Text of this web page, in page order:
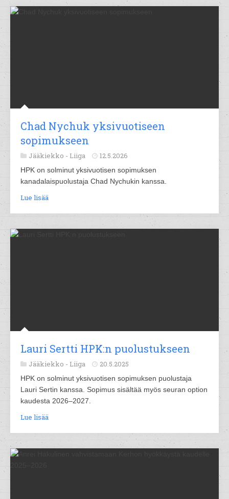
Chad Nychuk yksivuotiseen
sopimukseen
Jääkiekko - Liiga 12.5.2026
HPK on solminut yksivuotisen sopimuksen
kanadalaispuolustaja Chad Nychukin kanssa.
Lue lisää
Lauri Sertti HPK:n puolustukseen
Jääkiekko - Liiga 20.5.2025
HPK on solminut yksivuotisen sopimuksen puolustaja
Lauri Sertin kanssa. Sopimus sisältää myös seuran option
kaudesta 2026–2027.
Lue lisää